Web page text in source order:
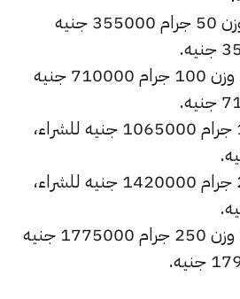
سعر الذهب عيار 21 وزن 50 جرام 355000 جنيه
أسعار الذهب عيار 21 وزن 100 جرام 710000 جنيه
سعر عيار 21 وزن 150 جرام 1065000 جنيه للشراء،
سعر عيار 21 وزن 200 جرام 1420000 جنيه للشراء،
أسعار الذهب عيار 21 وزن 250 جرام 1775000 جنيه